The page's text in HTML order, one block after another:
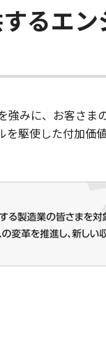
るエ
みに、お客さま
駆使した付加価